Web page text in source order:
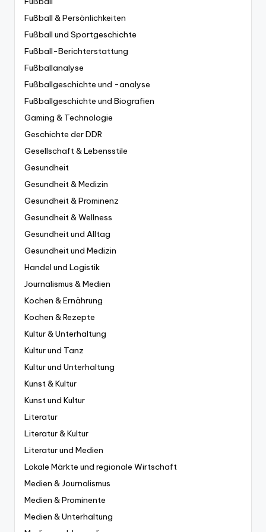
Fußball & Persönlichkeiten
Fußball und Sportgeschichte
Fußball-Berichterstattung
Fußballanalyse
Fußballgeschichte und -analyse
Fußballgeschichte und Biografien
Gaming & Technologie
Geschichte der DDR
Gesellschaft & Lebensstile
Gesundheit
Gesundheit & Medizin
Gesundheit & Prominenz
Gesundheit & Wellness
Gesundheit und Alltag
Gesundheit und Medizin
Handel und Logistik
Journalismus & Medien
Kochen & Ernährung
Kochen & Rezepte
Kultur & Unterhaltung
Kultur und Tanz
Kultur und Unterhaltung
Kunst & Kultur
Kunst und Kultur
Literatur
Literatur & Kultur
Literatur und Medien
Lokale Märkte und regionale Wirtschaft
Medien & Journalismus
Medien & Prominente
Medien & Unterhaltung